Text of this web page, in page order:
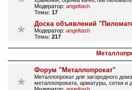
Модератор: angeltash
Темы: 17
Доска объявлений
Модератор: angeltash
Темы: 217
Форум "Металлопрокат"
Металлопрокат для загородного
металлопроката, арматуры, сетки и